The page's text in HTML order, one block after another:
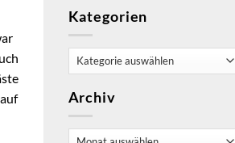
Kategorien
Kategorien
Archiv
Archiv